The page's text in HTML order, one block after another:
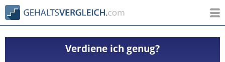
Verdiene ich genug?